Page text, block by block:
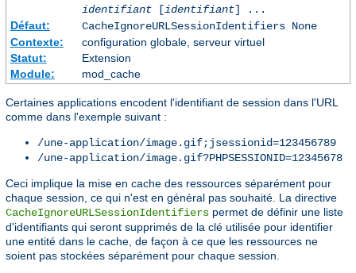
identifiant[identifiant] ...
Défaut:
CacheIgnoreURLSessionIdentifiers None
Contexte:
configuration globale, serveur virtuel
Statut:
Extension
Module:
mod_cache
Certaines applications encodent l'identifiant de session dans l'URL
comme dans l'exemple suivant :
/une-application/image.gif;jsessionid=123456789
/une-application/image.gif?PHPSESSIONID=12345678
Ceci implique la mise en cache des ressources séparément pour
chaque session, ce qui n'est en général pas souhaité. La directive
CacheIgnoreURLSessionIdentifiers permet de définir une liste
d'identifiants qui seront supprimés de la clé utilisée pour identifier
une entité dans le cache, de façon à ce que les ressources ne
soient pas stockées séparément pour chaque session.